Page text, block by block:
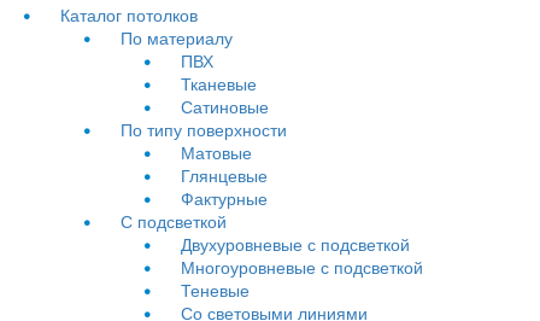
Каталог потолков
По материалу
ПВХ
Тканевые
Сатиновые
По типу поверхности
Матовые
Глянцевые
Фактурные
С подсветкой
Двухуровневые с подсветкой
Многоуровневые с подсветкой
Теневые
Со световыми линиями